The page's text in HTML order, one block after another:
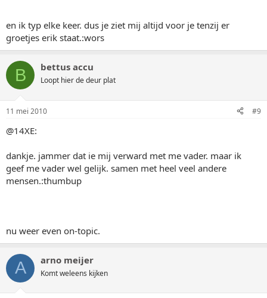
en ik typ elke keer. dus je ziet mij altijd voor je tenzij er
groetjes erik staat.:wors
B bettus accu
Loopt hier de deur plat
11 mei 2010 #9
@14XE:
dankje. jammer dat ie mij verward met me vader. maar ik
geef me vader wel gelijk. samen met heel veel andere
mensen.:thumbup
nu weer even on-topic.
A arno meijer
Komt weleens kijken